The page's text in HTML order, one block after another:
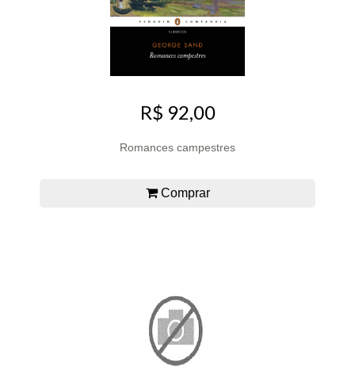
R$ 92,00
Romances campestres
Comprar